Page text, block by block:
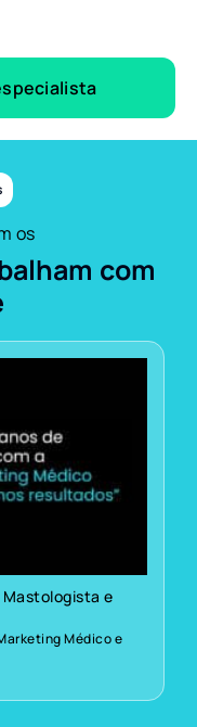
os
com
Mastologista e
Médico e